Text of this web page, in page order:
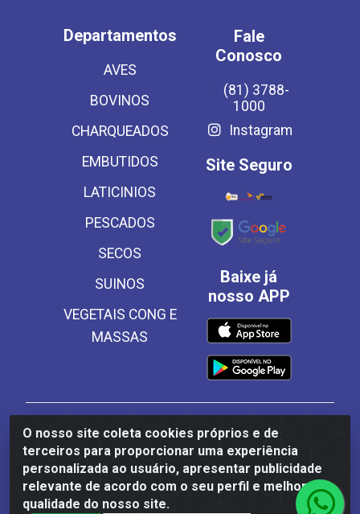
O nosso site coleta cookies próprios e de
terceiros para proporcionar uma experiência
personalizada ao usuário, apresentar publicidade
relevante de acordo com o seu perfil e melhorar a
qualidade do nosso site.
Departamentos
AVES
BOVINOS
CHARQUEADOS
EMBUTIDOS
LATICINIOS
PESCADOS
SECOS
SUINOS
VEGETAIS CONG E
MASSAS
Fale
Conosco
(81) 3788-
1000
Instagram
Site Seguro
Baixe já
nosso APP
Frinscal - Distribuidora e Importadora de Alimentos
LTDA - Rodovia BR 101 Sul Km 187, 310 Galpão - Santa
Rosa, Palmares/PE - CEP 55540-000 - CNPJ
03.504.437/0001-50